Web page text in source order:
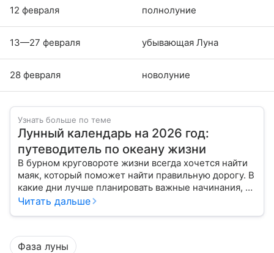
12 февраля полнолуние
13—27 февраля убывающая Луна
28 февраля новолуние
Узнать больше по теме
Лунный календарь на 2026 год:
путеводитель по океану жизни
В бурном круговороте жизни всегда хочется найти
маяк, который поможет найти правильную дорогу. В
какие дни лучше планировать важные начинания, а
когда стоит уделить больше внимания
Читать дальше
Фаза луны